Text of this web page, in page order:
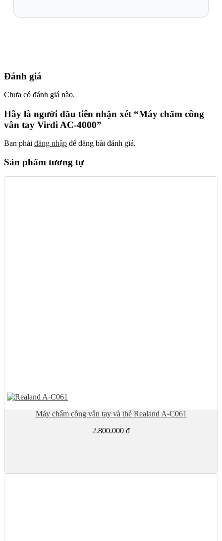
Đánh giá
Chưa có đánh giá nào.
Hãy là người đầu tiên nhận xét “Máy chấm công
vân tay Virdi AC-4000”
Bạn phải đăng nhập để đăng bài đánh giá.
Sản phẩm tương tự
Máy chấm công vân tay và thẻ Realand A-C061
2.800.000 ₫